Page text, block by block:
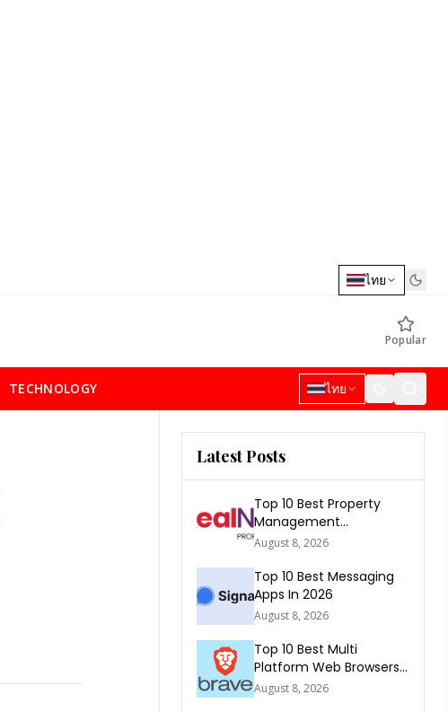
ไทย
Popular
TECHNOLOGY ไทย
Latest Posts
Top 10 Best Property
Management
Companies In South
August 8, 2026
Top 10 Best Messaging
Apps In 2026
August 8, 2026
Top 10 Best Multi
Platform Web Browsers
In The world 2026
August 8, 2026